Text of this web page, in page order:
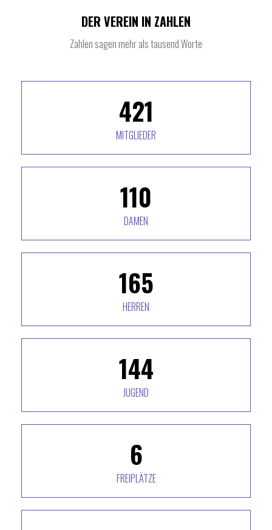
DER VEREIN IN ZAHLEN
Zahlen sagen mehr als tausend Worte
426
MITGLIEDER
111
DAMEN
169
HERREN
146
JUGEND
6
FREIPLÄTZE